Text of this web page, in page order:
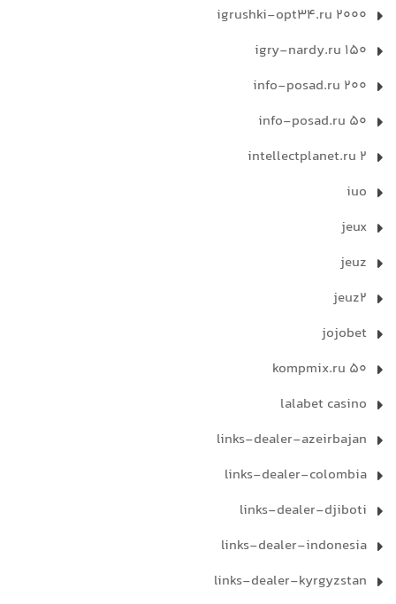
igrushki-opt34.ru 2000
igry-nardy.ru 150
info-posad.ru 200
info-posad.ru 50
intellectplanet.ru 2
iuo
jeux
jeuz
jeuz2
jojobet
kompmix.ru 50
lalabet casino
links-dealer-azeirbajan
links-dealer-colombia
links-dealer-djiboti
links-dealer-indonesia
links-dealer-kyrgyzstan